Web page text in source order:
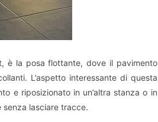
è la posa flottante, dove il pavimento
L’aspetto interessante di questa
e riposizionato in un’altra stanza o in
senza lasciare tracce.